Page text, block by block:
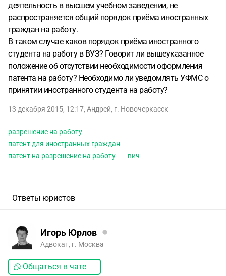
деятельность в высшем учебном заведении, не
распространяется общий порядок приёма иностранных
граждан на работу.
В таком случае каков порядок приёма иностранного
студента на работу в ВУЗ? Говорит ли вышеуказанное
положение об отсутствии необходимости оформления
патента на работу? Необходимо ли уведомлять УФМС о
принятии иностранного студента на работу?
13 декабря 2015, 12:17, Андрей, г. Новочеркасск
разрешение на работу
патент для иностранных граждан
патент на разрешение на работу
вич
Ответы юристов
Игорь Юрлов
Адвокат, г. Москва
Общаться в чате